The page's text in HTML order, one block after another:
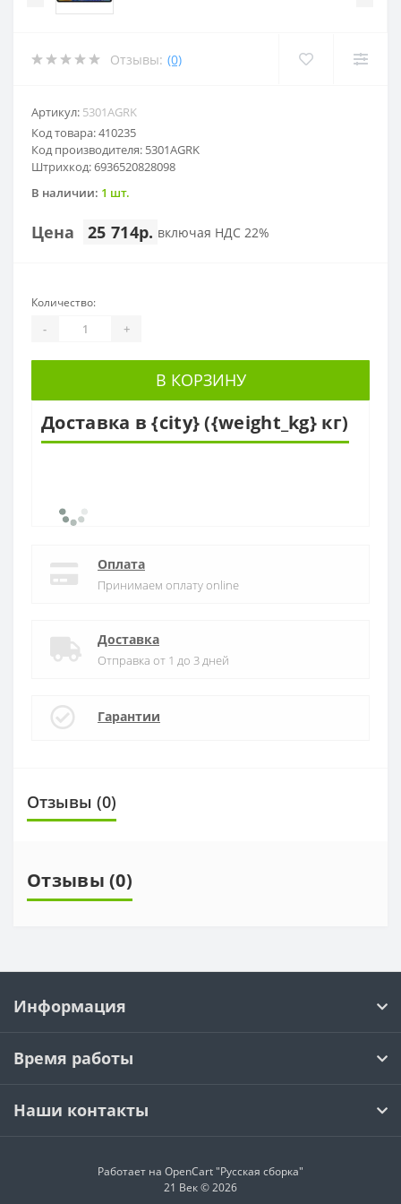
Отзывы: (0)
Артикул: 5301AGRK
Код товара: 410235
Код производителя: 5301AGRK
Штрихкод: 6936520828098
В наличии: 1 шт.
Цена 25 714р. включая НДС 22%
Количество:
- +
В КОРЗИНУ
Доставка в {city} ({weight_kg} кг)
Оплата
Принимаем оплату online
Доставка
Отправка от 1 до 3 дней
Гарантии
Отзывы (0)
Отзывы (0)
Информация
Время работы
Наши контакты
Работает на OpenCart "Русская сборка"
21 Век © 2026